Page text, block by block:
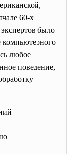
60-х
было
компьютерного
любое
поведение,